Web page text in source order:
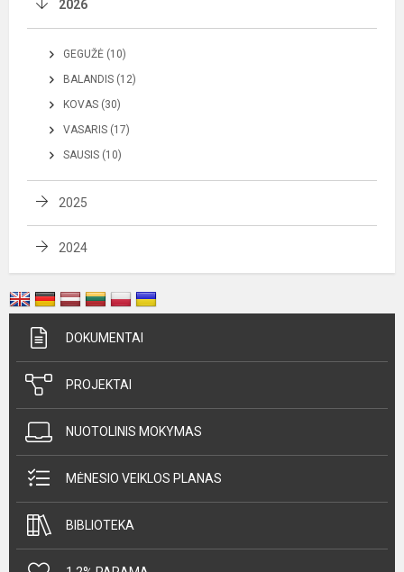
2026
GEGUŽĖ (10)
BALANDIS (12)
KOVAS (30)
VASARIS (17)
SAUSIS (10)
2025
2024
DOKUMENTAI
PROJEKTAI
NUOTOLINIS MOKYMAS
MĖNESIO VEIKLOS PLANAS
BIBLIOTEKA